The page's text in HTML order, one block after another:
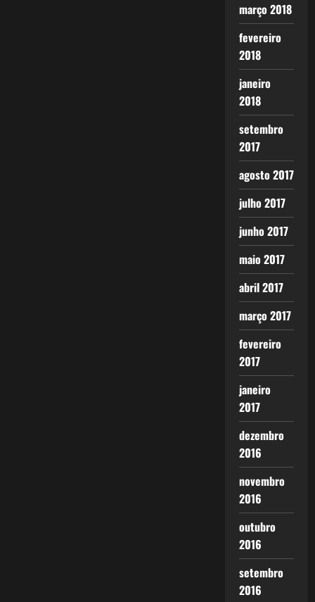
março 2018
fevereiro
2018
janeiro
2018
setembro
2017
agosto 2017
julho 2017
junho 2017
maio 2017
abril 2017
março 2017
fevereiro
2017
janeiro
2017
dezembro
2016
novembro
2016
outubro
2016
setembro
2016